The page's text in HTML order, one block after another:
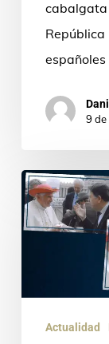
cabalgata
República
9 de
Gracias,
Benedicto
XVI,
todosActualidad